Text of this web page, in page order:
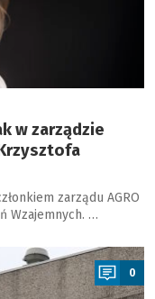
w zarządzie
zarządu AGRO
Wzajemnych. …
0